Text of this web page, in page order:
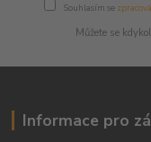
Souhlasím se
Můžete se
Informace pro